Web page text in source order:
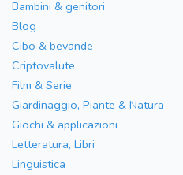
Bambini & genitori
Blog
Cibo & bevande
Criptovalute
Film & Serie
Giardinaggio, Piante & Natura
Giochi & applicazioni
Letteratura, Libri
Linguistica